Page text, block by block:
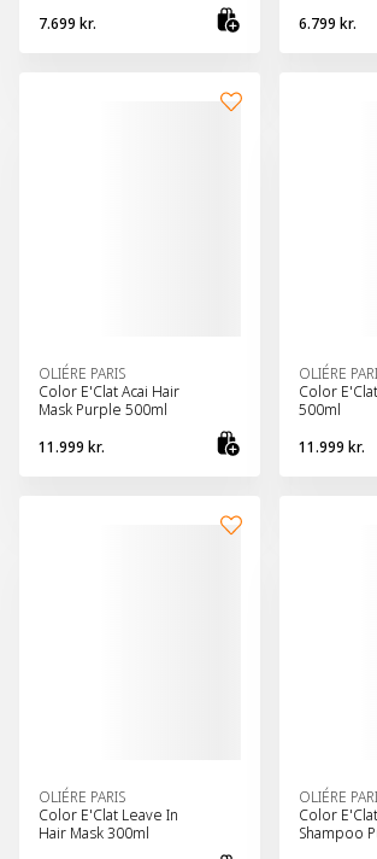
7.699 kr.
6.799 kr.
OLIÉRE PARIS
Color E'Clat Acai Hair
Mask Purple 500ml
11.999 kr.
OLIÉRE
Color
500ml
11.999 kr.
OLIÉRE PARIS
Color E'Clat Leave In
Hair Mask 300ml
OLIÉRE
Color
Shampoo